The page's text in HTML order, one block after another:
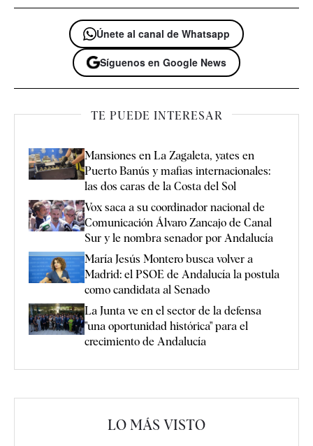
Únete al canal de Whatsapp
Síguenos en Google News
TE PUEDE INTERESAR
Mansiones en La Zagaleta, yates en
Puerto Banús y mafias internacionales:
las dos caras de la Costa del Sol
Vox saca a su coordinador nacional de
Comunicación Álvaro Zancajo de Canal
Sur y le nombra senador por Andalucía
María Jesús Montero busca volver a
Madrid: el PSOE de Andalucía la postula
como candidata al Senado
La Junta ve en el sector de la defensa
"una oportunidad histórica" para el
crecimiento de Andalucía
LO MÁS VISTO